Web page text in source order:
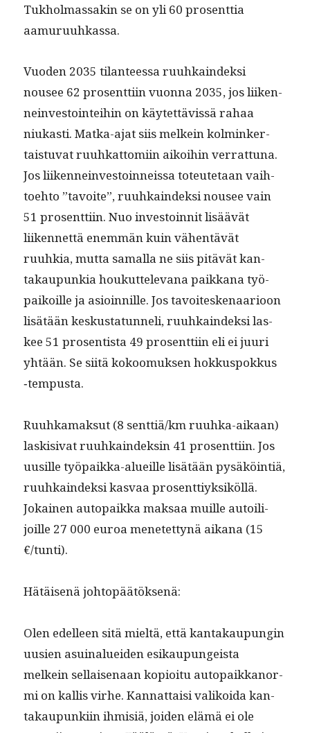
Tukhol­mas­sakin se on yli 60 pros­ent­tia
aamuruuhkassa.
Vuo­den 2035 tilanteessa ruuhkain­dek­si
nousee 62 pros­ent­ti­in vuon­na 2035, jos liiken­
nein­vestoin­tei­hin on käytet­tävis­sä rahaa
niukasti. Mat­ka-ajat siis melkein kolminker­
tais­tu­vat ruuhkat­tomi­in aikoi­hin ver­rat­tuna.
Jos liiken­nein­vestoin­neis­sa toteutetaan vai­h­
toe­hto ”tavoite”, ruuhkain­dek­si nousee vain
51 pros­ent­ti­in. Nuo investoin­nit lisäävät
liiken­net­tä enem­män kuin vähen­tävät
ruuhkia, mut­ta samal­la ne siis pitävät kan­
takaupunkia houkut­tel­e­vana paikkana työ­
paikoille ja asioin­nille. Jos tavoiteske­naar­i­oon
lisätään keskus­tatun­neli, ruuhkain­dek­si las­
kee 51 pros­en­tista 49 pros­ent­ti­in eli ei juuri
yhtään. Se siitä kokoomuk­sen hokkus­pokkus
‑tem­pus­ta.
Ruuhka­mak­sut (8 senttiä/km ruuh­ka-aikaan)
lask­i­si­vat ruuhkain­deksin 41 pros­ent­ti­in. Jos
uusille työ­paik­ka-alueille lisätään pysäköin­tiä,
ruuhkain­dek­si kas­vaa pros­ent­tiyk­siköl­lä.
Jokainen autopaik­ka mak­saa muille autoil­i­
joille 27 000 euroa menetet­tynä aikana (15
€/tunti).
Hätäisenä johtopäätök­senä:
Olen edelleen sitä mieltä, että kan­takaupun­gin
uusien asuinaluei­den esikaupungeista
melkein sel­l­aise­naan kopi­oitu autopaikkanor­
mi on kallis virhe. Kan­nat­taisi valikoi­da kan­
takaupunki­in ihmisiä, joiden elämä ei ole